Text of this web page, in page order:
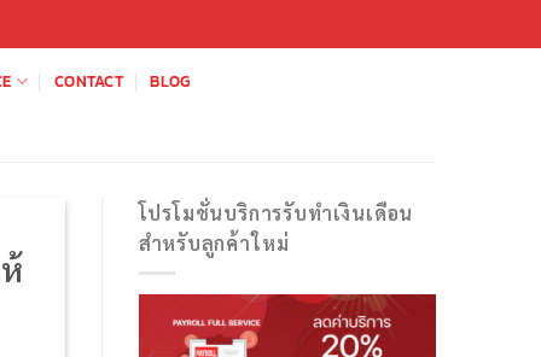
CONTACT BLOG
โปรโมชั่นบริการรับทำเงินเดือน
สำหรับลูกค้าใหม่